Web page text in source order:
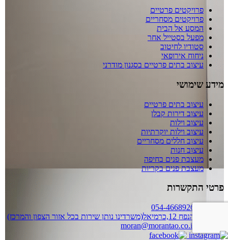
פרויקטים פרטיים
פרויקטים מסחריים
המסע אל הבית
מפעל בסטייל אחר
סטודיו לחיטוב
ניחוח אירופאי
עיצוב בתים פרטיים בסגנון מודרני
מידע שימושי
עיצוב בתים פרטיים
עיצוב דירות קבלן
עיצוב וילות
עיצוב וילות יוקרתיות
עיצוב חללים מסחריים
עיצוב חנות
מעצבת פנים בחיפה
מעצבת פנים בקריות
פרטי התקשרות
הנפח 12,כרמיאל(משרדינו נותן שירות בכל אזור הצפון והמרכז)